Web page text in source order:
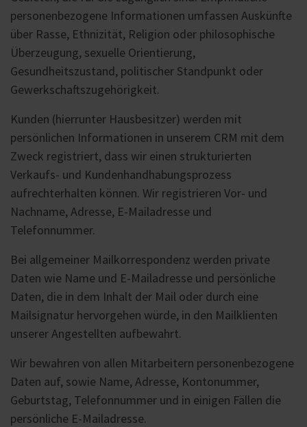
personenbezogene Informationen umfassen Auskünfte
über Rasse, Ethnizität, Religion oder philosophische
Überzeugung, sexuelle Orientierung,
Gesundheitszustand, politischer Standpunkt oder
Gewerkschaftszugehörigkeit.
Kunden (hierrunter Hausbesitzer) werden mit
persönlichen Informationen in unserem CRM mit dem
Zweck registriert, dass wir einen strukturierten
Verkaufs- und Kundenhandhabungsprozess
aufrechterhalten können. Wir registrieren Vor- und
Nachname, Adresse, E-Mailadresse und
Telefonnummer.
Bei allgemeiner Mailkorrespondenz werden private
Daten wie Name und E-Mailadresse und persönliche
Daten, die in dem Inhalt der Mail oder durch eine
Mailsignatur hervorgehen würde, in den Mailklienten
unserer Angestellten aufbewahrt.
Wir bewahren von allen Mitarbeitern personenbezogene
Daten auf, sowie Name, Adresse, Kontonummer,
Geburtstag, Telefonnummer und in einigen Fällen die
persönliche E-Mailadresse.